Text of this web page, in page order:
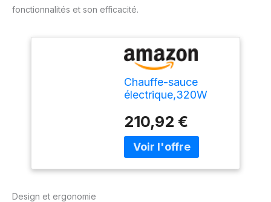
fonctionnalités et son efficacité.
Chauffe-sauce
électrique,320W
alimentaire
commercial,
distributeur fonte
fromage au
chocolat, pot
210,92 €
Design et ergonomie